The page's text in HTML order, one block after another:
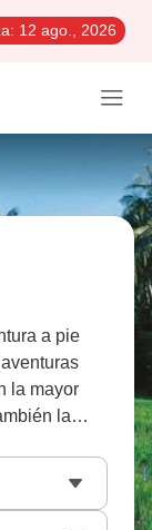
12 ago., 2026
a pie
la mayor
la